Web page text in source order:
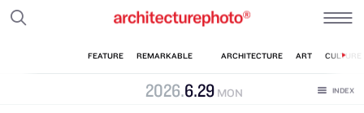
2026.6.29 MON